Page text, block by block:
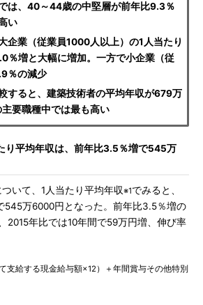
は、40～44歳の中堅層が前年比9.3％
い
企業（従業員1000人以上）の1人当たり
％増と大幅に増加。一方で小企業（従
％の減少
すると、建築技術者の平均年収が679万
要職種中では最も高い
り平均年収は、前年比3.5％増で545万
いて、1人当たり平均年収※1でみると、
545万6000円となった。前年比3.5％増の
2015年比では10年間で59万円増、伸び率
支給する現金給与額×12）＋年間賞与その他特別